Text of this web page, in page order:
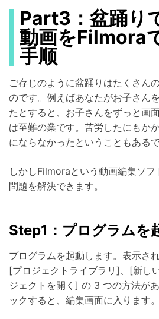
Part3：盆踊り
動画をFilmora
手顺
ご存じのように盆踊りはたくさん
のです。例えばあなたがお子さん
たとすると、お子さんをずっと画
は至難の業です。苦労したにもか
にならなかったということもあるで
しかしFilmoraという動画編集ソ
問題を解決できます。
Step1：プログラムを
プログラムを起動します。表示さ
[プロジェクトライブラリ]、[新し
ジェクトを開く] の 3 つの方法が
ックすると、編集画面に入ります。